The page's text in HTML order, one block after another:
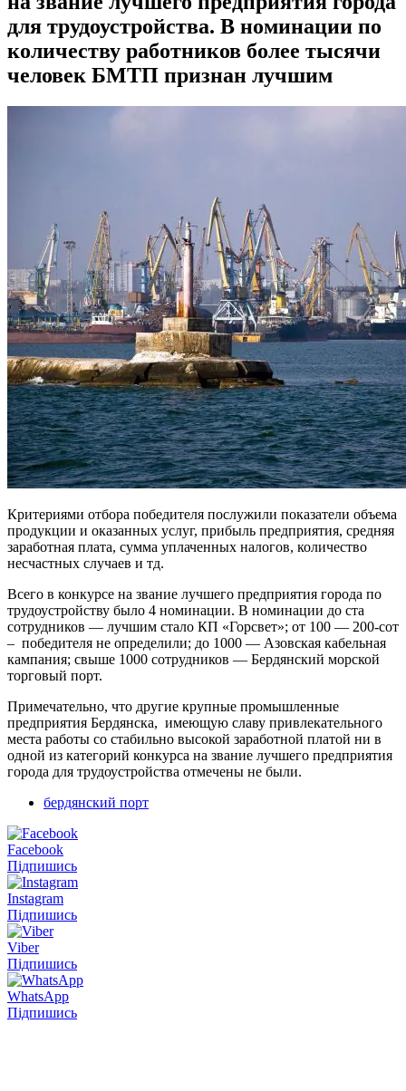
для трудоустройства. В номинации по
количеству работников более тысячи
человек БМТП признан лучшим
Критериями отбора победителя послужили показатели объема
продукции и оказанных услуг, прибыль предприятия, средняя
заработная плата, сумма уплаченных налогов, количество
несчастных случаев и тд.
Всего в конкурсе на звание лучшего предприятия города по
трудоустройству было 4 номинации. В номинации до ста
сотрудников — лучшим стало КП «Горсвет»; от 100 — 200-сот
– победителя не определили; до 1000 — Азовская кабельная
кампания; свыше 1000 сотрудников — Бердянский морской
торговый порт.
Примечательно, что другие крупные промышленные
предприятия Бердянска, имеющую славу привлекательного
места работы со стабильно высокой заработной платой ни в
одной из категорий конкурса на звание лучшего предприятия
города для трудоустройства отмечены не были.
бердянский порт
Facebook
Підпишись
Instagram
Підпишись
Viber
Підпишись
WhatsApp
Підпишись